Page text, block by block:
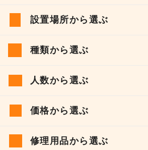
設置場所から選ぶ
種類から選ぶ
人数から選ぶ
価格から選ぶ
修理用品から選ぶ